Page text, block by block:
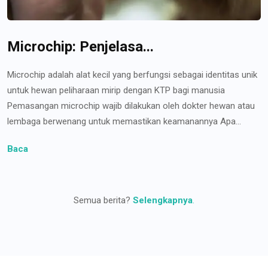
Microchip: Penjelasa...
Microchip adalah alat kecil yang berfungsi sebagai identitas unik
untuk hewan peliharaan mirip dengan KTP bagi manusia
Pemasangan microchip wajib dilakukan oleh dokter hewan atau
lembaga berwenang untuk memastikan keamanannya Apa...
Baca
Semua berita? Selengkapnya